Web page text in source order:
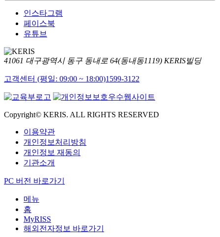
인스타그램
페이스북
유튜브
41061 대구광역시 동구 동내로 64(동내동1119) KERIS빌딩
고객센터 (평일: 09:00 ~ 18:00)1599-3122
Copyright© KERIS. ALL RIGHTS RESERVED
이용약관
개인정보처리방침
개인정보 재동의
기관소개
PC 버전 바로가기
메뉴
홈
MyRISS
해외전자정보 바로가기